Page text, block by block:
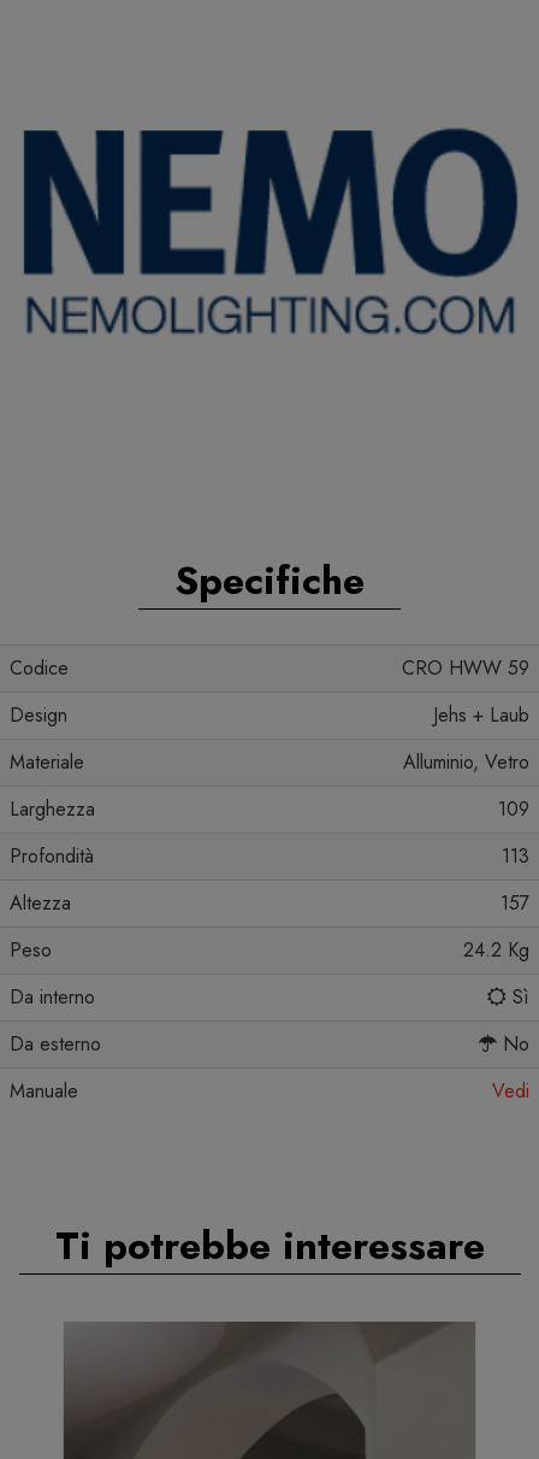
Specifiche
Codice
CRO HWW 59
Design
Jehs + Laub
Materiale
Alluminio, Vetro
Larghezza
109
Profondità
113
Altezza
157
Peso
24.2 Kg
Da interno
Sì
Da esterno
No
Manuale
Vedi
Ti potrebbe interessare